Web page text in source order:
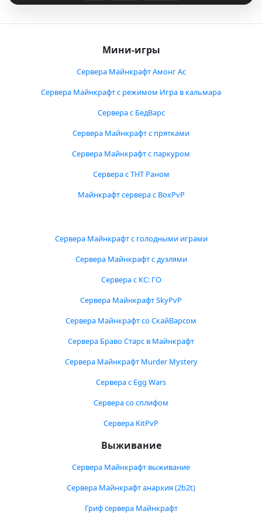
Мини-игры
Сервера Майнкрафт Амонг Ас
Сервера Майнкрафт с режимом Игра в кальмара
Сервера с БедВарс
Сервера Майнкрафт с прятками
Сервера Майнкрафт с паркуром
Сервера с ТНТ Раном
Майнкрафт сервера с BoxPvP
Сервера Майнкрафт с голодными играми
Сервера Майнкрафт с дуэлями
Сервера с КС: ГО
Сервера Майнкрафт SkyPvP
Сервера Майнкрафт со СкайВарсом
Сервера Браво Старс в Майнкрафт
Сервера Майнкрафт Murder Mystery
Сервера с Egg Wars
Сервера со сплифом
Сервера KitPvP
Выживание
Сервера Майнкрафт выживание
Сервера Майнкрафт анархия (2b2t)
Гриф сервера Майнкрафт